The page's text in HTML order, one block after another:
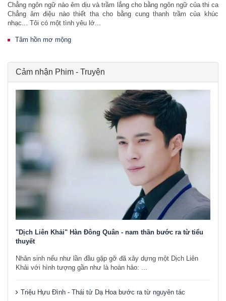
Chẳng ngôn ngữ nào êm dịu và trầm lắng cho bằng ngôn ngữ của thi ca
Chẳng âm điệu nào thiết tha cho bằng cung thanh trầm của khúc
nhạc... Tôi có một tình yêu lớ...
Tâm hồn mơ mộng
Cảm nhận Phim - Truyện
"Dịch Liên Khải" Hàn Đông Quân - nam thần bước ra từ tiểu
thuyết
Nhân sinh nếu như lần đầu gặp gỡ đã xây dựng một Dịch Liên
Khải với hình tượng gần như là hoàn hảo: ...
Triệu Hựu Đình - Thái tử Dạ Hoa bước ra từ nguyên tác